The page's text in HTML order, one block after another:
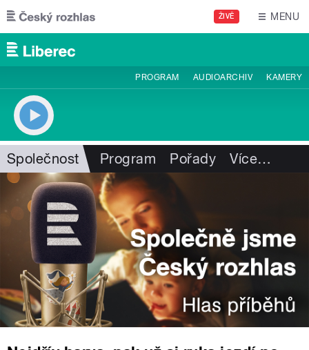
Přejít k hlavnímu obsahu
ŽIVĚ MENU
PROGRAM AUDIOARCHIV KAMERY
Společnost Program Pořady Více…